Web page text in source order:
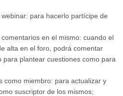
para hacerlo partícipe de
en el mismo: cuando el
alta en el foro, podrá comentar
para plantear cuestiones como para
como miembro: para actualizar y
suscriptor de los mismos;